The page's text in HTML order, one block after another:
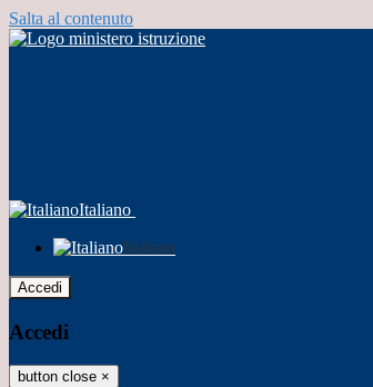
Salta al contenuto
Italiano
Italiano
Accedi
Accedi
button close ×